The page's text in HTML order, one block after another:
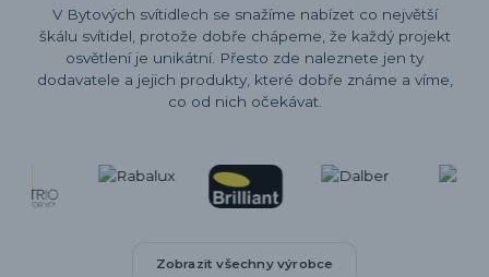
V Bytových svítidlech se snažíme nabízet co největší
škálu svítidel, protože dobře chápeme, že každý projekt
osvětlení je unikátní. Přesto zde naleznete jen ty
dodavatele a jejich produkty, které dobře známe a víme,
co od nich očekávat.
Zobrazit všechny výrobce